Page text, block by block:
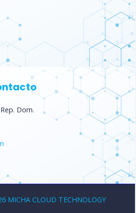
Dom.​
MICHA CLOUD TECHNOLOGY